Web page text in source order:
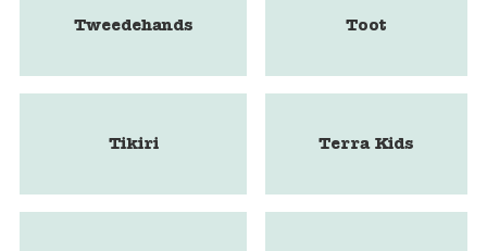
Tweedehands Toot
Tikiri Terra Kids